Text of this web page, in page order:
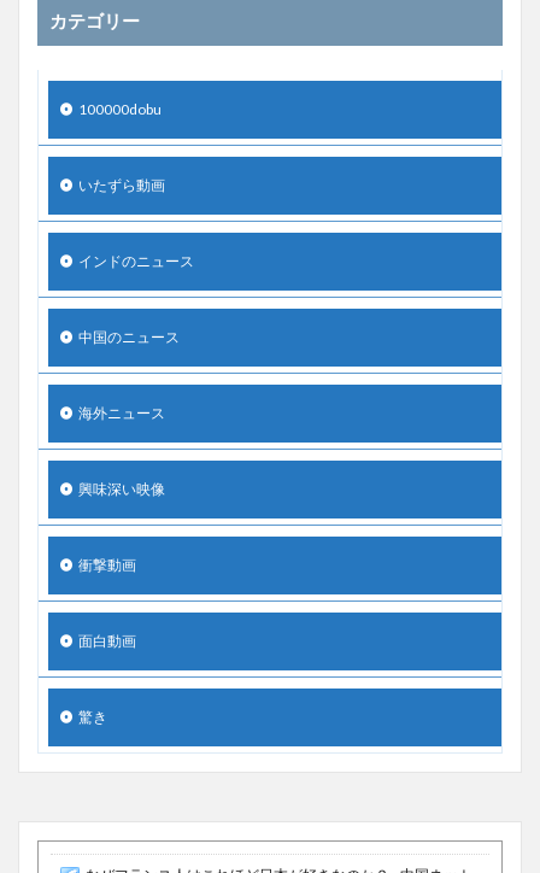
カテゴリー
100000dobu
いたずら動画
インドのニュース
中国のニュース
海外ニュース
興味深い映像
衝撃動画
面白動画
驚き